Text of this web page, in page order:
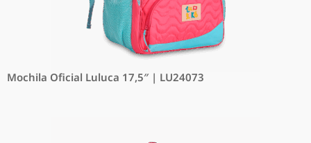
Mochila Oficial Luluca 17,5″ | LU24073